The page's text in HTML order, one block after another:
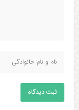
ثبت دیدگاه